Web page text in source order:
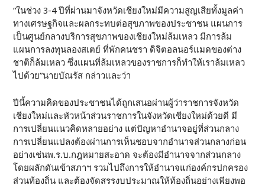
“ในช่วง 3-4 ปีที่ผ่านมาจังหวัดเชียงใหม่มีความสูญเสียทั้งมูลค่า
ทางเศรษฐกิจและผลกระทบต่อสุขภาพของประชาชน แผนการ
เป็นศูนย์กลางบริการสุขภาพของเชียงใหม่ล้มเหลว มีการล้ม
แผนการลงทุนลองสเตย์ ที่พักคนชรา ดิจิตอลนอร์แมดของต่าง
ชาติก็ล้มเหลว ซึ่งแผนที่ล้มเหลวของราชการก็ทำให้เราล้มเหลว
ไปด้วย”นายบัณรัส กล่าวและว่า
ปีนี้ความคิดของประชาชนได้ถูกเสนอผ่านผู้ว่าราชการจังหวัด
เชียงใหม่และหัวหน้าส่วนราชการในจังหวัดเชียงใหม่ด้วยดี มี
การเปลี่ยนแนวคิดหลายอย่าง แต่ปัญหาอำนาจอยู่ที่ส่วนกลาง
การเปลี่ยนแปลงต้องผ่านการเห็นชอบจากอำนาจส่วนกลางก่อน
อย่างเช่นพ.ร.บ.กฎหมายสะอาด จะต้องมีอำนาจจากส่วนกลาง
โดยผลักดันเข้าสภาฯ รวมไปถึงการให้อำนาจแก่องค์กรปกครอง
ส่วนท้องถิ่น และต้องจัดสรรงบประมาณให้ท้องถิ่นอย่างเพียงพอ